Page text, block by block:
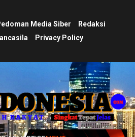
Media Siber
Redaksi
Privacy Policy